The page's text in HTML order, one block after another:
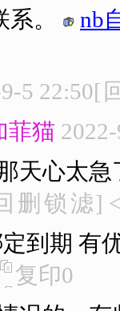
。
nb
5 22:50[
菲猫
天心太
删 锁 滤]
到期 有
复印0